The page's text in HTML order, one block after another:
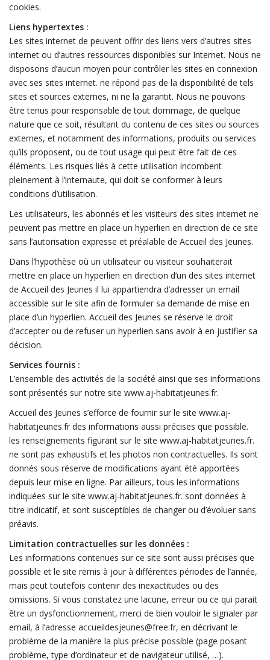
cookies.
Liens hypertextes :
Les sites internet de peuvent offrir des liens vers d’autres sites
internet ou d’autres ressources disponibles sur Internet. Nous ne
disposons d’aucun moyen pour contrôler les sites en connexion
avec ses sites internet. ne répond pas de la disponibilité de tels
sites et sources externes, ni ne la garantit. Nous ne pouvons
être tenus pour responsable de tout dommage, de quelque
nature que ce soit, résultant du contenu de ces sites ou sources
externes, et notamment des informations, produits ou services
qu’ils proposent, ou de tout usage qui peut être fait de ces
éléments. Les risques liés à cette utilisation incombent
pleinement à l’internaute, qui doit se conformer à leurs
conditions d’utilisation.
Les utilisateurs, les abonnés et les visiteurs des sites internet ne
peuvent pas mettre en place un hyperlien en direction de ce site
sans l’autorisation expresse et préalable de Accueil des Jeunes.
Dans l’hypothèse où un utilisateur ou visiteur souhaiterait
mettre en place un hyperlien en direction d’un des sites internet
de Accueil des Jeunes il lui appartiendra d’adresser un email
accessible sur le site afin de formuler sa demande de mise en
place d’un hyperlien. Accueil des Jeunes se réserve le droit
d’accepter ou de refuser un hyperlien sans avoir à en justifier sa
décision.
Services fournis :
L’ensemble des activités de la société ainsi que ses informations
sont présentés sur notre site www.aj-habitatjeunes.fr.
Accueil des Jeunes s’efforce de fournir sur le site www.aj-
habitatjeunes.fr des informations aussi précises que possible.
les renseignements figurant sur le site www.aj-habitatjeunes.fr.
ne sont pas exhaustifs et les photos non contractuelles. Ils sont
donnés sous réserve de modifications ayant été apportées
depuis leur mise en ligne. Par ailleurs, tous les informations
indiquées sur le site www.aj-habitatjeunes.fr. sont données à
titre indicatif, et sont susceptibles de changer ou d’évoluer sans
préavis.
Limitation contractuelles sur les données :
Les informations contenues sur ce site sont aussi précises que
possible et le site remis à jour à différentes périodes de l’année,
mais peut toutefois contenir des inexactitudes ou des
omissions. Si vous constatez une lacune, erreur ou ce qui parait
être un dysfonctionnement, merci de bien vouloir le signaler par
email, à l’adresse accueildesjeunes@free.fr, en décrivant le
problème de la manière la plus précise possible (page posant
problème, type d’ordinateur et de navigateur utilisé, …).